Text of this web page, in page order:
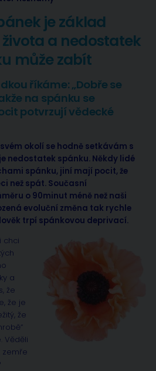
je základ
a nedostatek
může zabít
říkáme: „Dobře se
na spánku se
potvrzují vědecké
okolí se hodně setkávám s
nedostatek spánku. Někdy lidé
spánku, jiní mají pocit, že
než spát. Současní
o 90minut méně než naši
evoluční změna tak rychle
trpí spánkovou deprivací.
chci
a
že
že je
že
Věděli
zemře